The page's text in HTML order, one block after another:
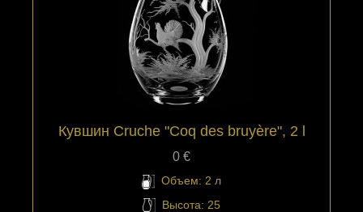
Кувшин Cruche "Coq des bruyère", 2 l
0 €
Объем: 2 л
Высота: 25